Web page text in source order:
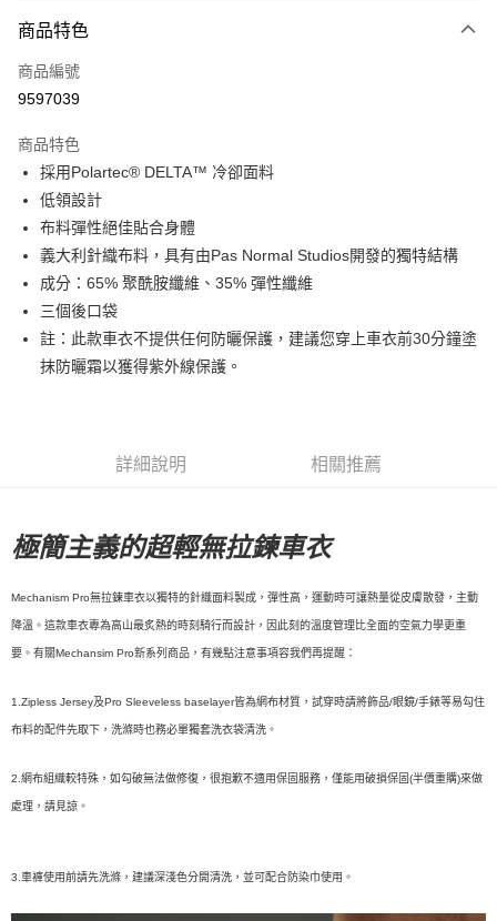
LINE Pay
Apple Pay
運送方式
全家店到店
每筆NT$80，滿NT$10,000(含以上)免運費
付款後全家取貨
每筆NT$80，滿NT$10,000(含以上)免運費
7-11店到店
每筆NT$80，滿NT$10,000(含以上)免運費
商品特色
商品編號
9597039
商品特色
採用Polartec® DELTA™ 冷卻面料
低領設計
布料彈性絕佳貼合身體
義大利針織布料，具有由Pas Normal Studios開發的獨特結構
成分：65% 聚酰胺纖維、35% 彈性纖維
三個後口袋
註：此款車衣不提供任何防曬保護，建議您穿上車衣前30分鐘塗
抹防曬霜以獲得紫外線保護。
詳細說明 相關推薦
極簡主義的超輕無拉鍊車衣
Mechanism Pro無拉鍊車衣以獨特的針織面料製成，彈性高，運動時可讓熱量從皮膚散發，主動
降溫。這款車衣專為高山最炙熱的時刻騎行而設計，因此刻的溫度管理比全面的空氣力學更重
要。有關Mechansim Pro新系列商品，有幾點注意事項容我們再提醒：
1. Zipless Jersey及Pro Sleeveless baselayer皆為網布材質，試穿時請將飾品/眼鏡/手錶等易勾住
布料的配件先取下，洗滌時也務必單獨套洗衣袋清洗。
2. 網布組織較特殊，如勾破無法做修復，很抱歉不適用保固服務，僅能用破損保固(半價重購)來做
處理，請見諒。
3. 車褲使用前請先洗滌，建議深淺色分開清洗，並可配合防染巾使用。